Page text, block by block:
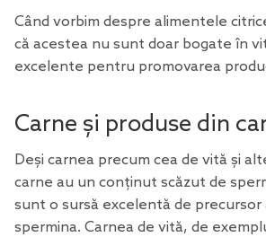
Când vorbim despre alimentele
că acestea nu sunt doar bogate în
excelente pentru promovarea
Carne și produse din
Deși carnea precum cea de vită și
carne au un conținut scăzut de
sunt o sursă excelentă de precursor
spermina. Carnea de vită, de